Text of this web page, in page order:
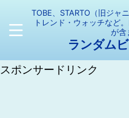
TOBE、STARTO（旧ジャ
トレンド・ウォッチなど
が含
ランダム
スポンサードリンク